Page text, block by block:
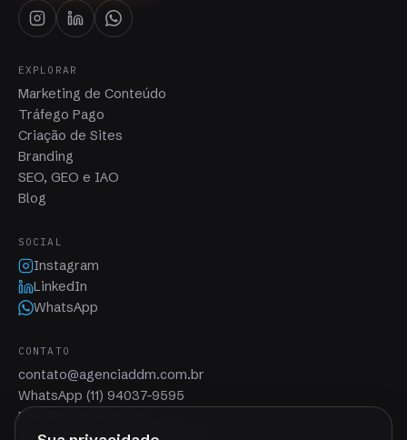
EXPLORAR
Marketing de Conteúdo
Tráfego Pago
Criação de Sites
Branding
SEO, GEO e IAO
Blog
SOCIAL
Instagram
LinkedIn
WhatsApp
CONTATO
contato@agenciaddm.com.br
WhatsApp (11) 94037-9595
Fixo (11) 2110-5898